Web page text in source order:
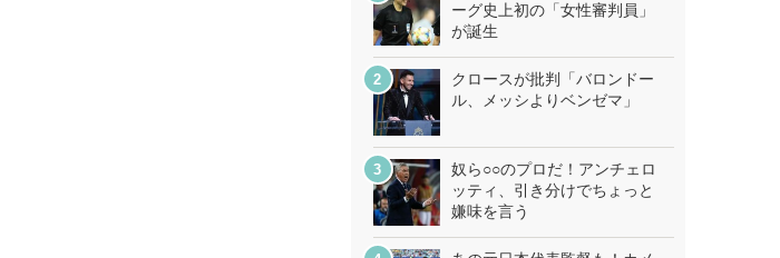
ーグ史上初の「女性審判員」
が誕生
クロースが批判「バロンドー
ル、メッシよりベンゼマ」
奴ら○○のプロだ！アンチェロ
ッティ、引き分けでちょっと
嫌味を言う